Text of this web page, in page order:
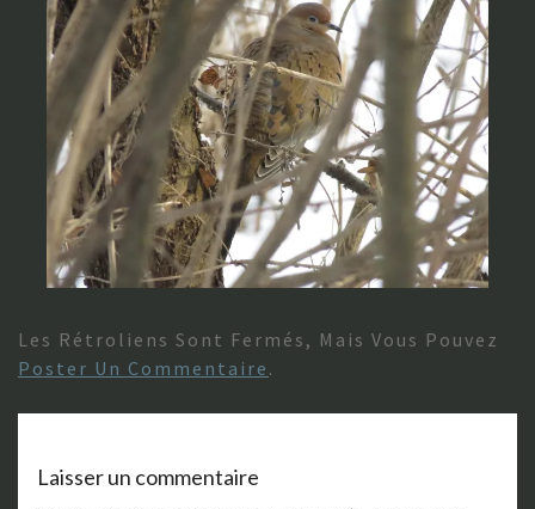
Les Rétroliens Sont Fermés, Mais Vous Pouvez
Poster Un Commentaire .
Laisser un commentaire